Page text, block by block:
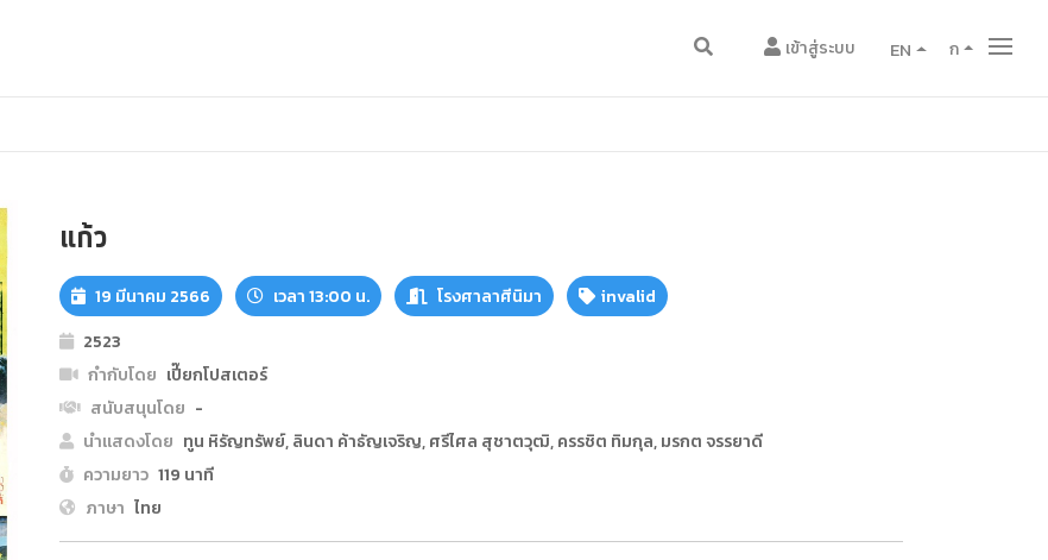
เข้าสู่ระบบ EN ก
แก้ว
19 มีนาคม 2566 เวลา 13:00 น. โรงศาลาศีนิมา
invalid
2523
กำกับโดย เปี๊ยกโปสเตอร์
สนับสนุนโดย -
นำแสดงโดย ทูน หิรัญทรัพย์, ลินดา ค้าธัญเจริญ, ศรีไศล สุชาตวุฒิ, ครรชิต ทิมกุล, มรกต จรรยาดี
ความยาว 119 นาที
ภาษา ไทย